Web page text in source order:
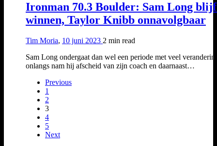
Ironman 70.3 Boulder: Sam Long
winnen, Taylor Knibb onnavolgbaar
Tim Moria, 10 juni 2023 2 min read
Sam Long ondergaat dan wel een periode met veel
onlangs nam hij afscheid van zijn coach en daarnaast…
Previous
1
2
3
4
5
Next